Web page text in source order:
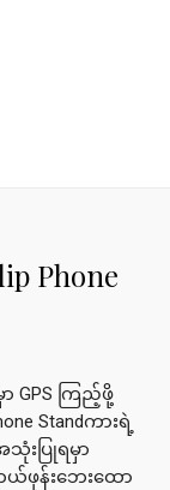
Phone
ာ GPS ကြည့်ဖို့
Standကားရဲ့
သုံးပြုရမှာ
ယ်ဖုန်းဘေးထော